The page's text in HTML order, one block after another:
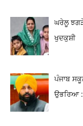
ਘਰੇਲੂ
ਖੁਦਕੁਸ਼ੀ
ਪੰਜਾਬ
ਉਭਰਿਆ